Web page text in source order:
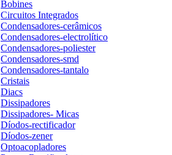
Bobines
Circuitos Integrados
Condensadores-cerâmicos
Condensadores-electrolítico
Condensadores-poliester
Condensadores-smd
Condensadores-tantalo
Cristais
Diacs
Dissipadores
Dissipadores- Micas
Díodos-rectificador
Díodos-zener
Optoacopladores